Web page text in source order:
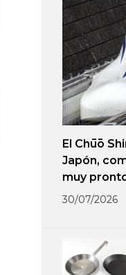
El Chūō
Japón,
muy
30/07/2026